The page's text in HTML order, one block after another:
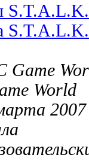
Game
World
2007